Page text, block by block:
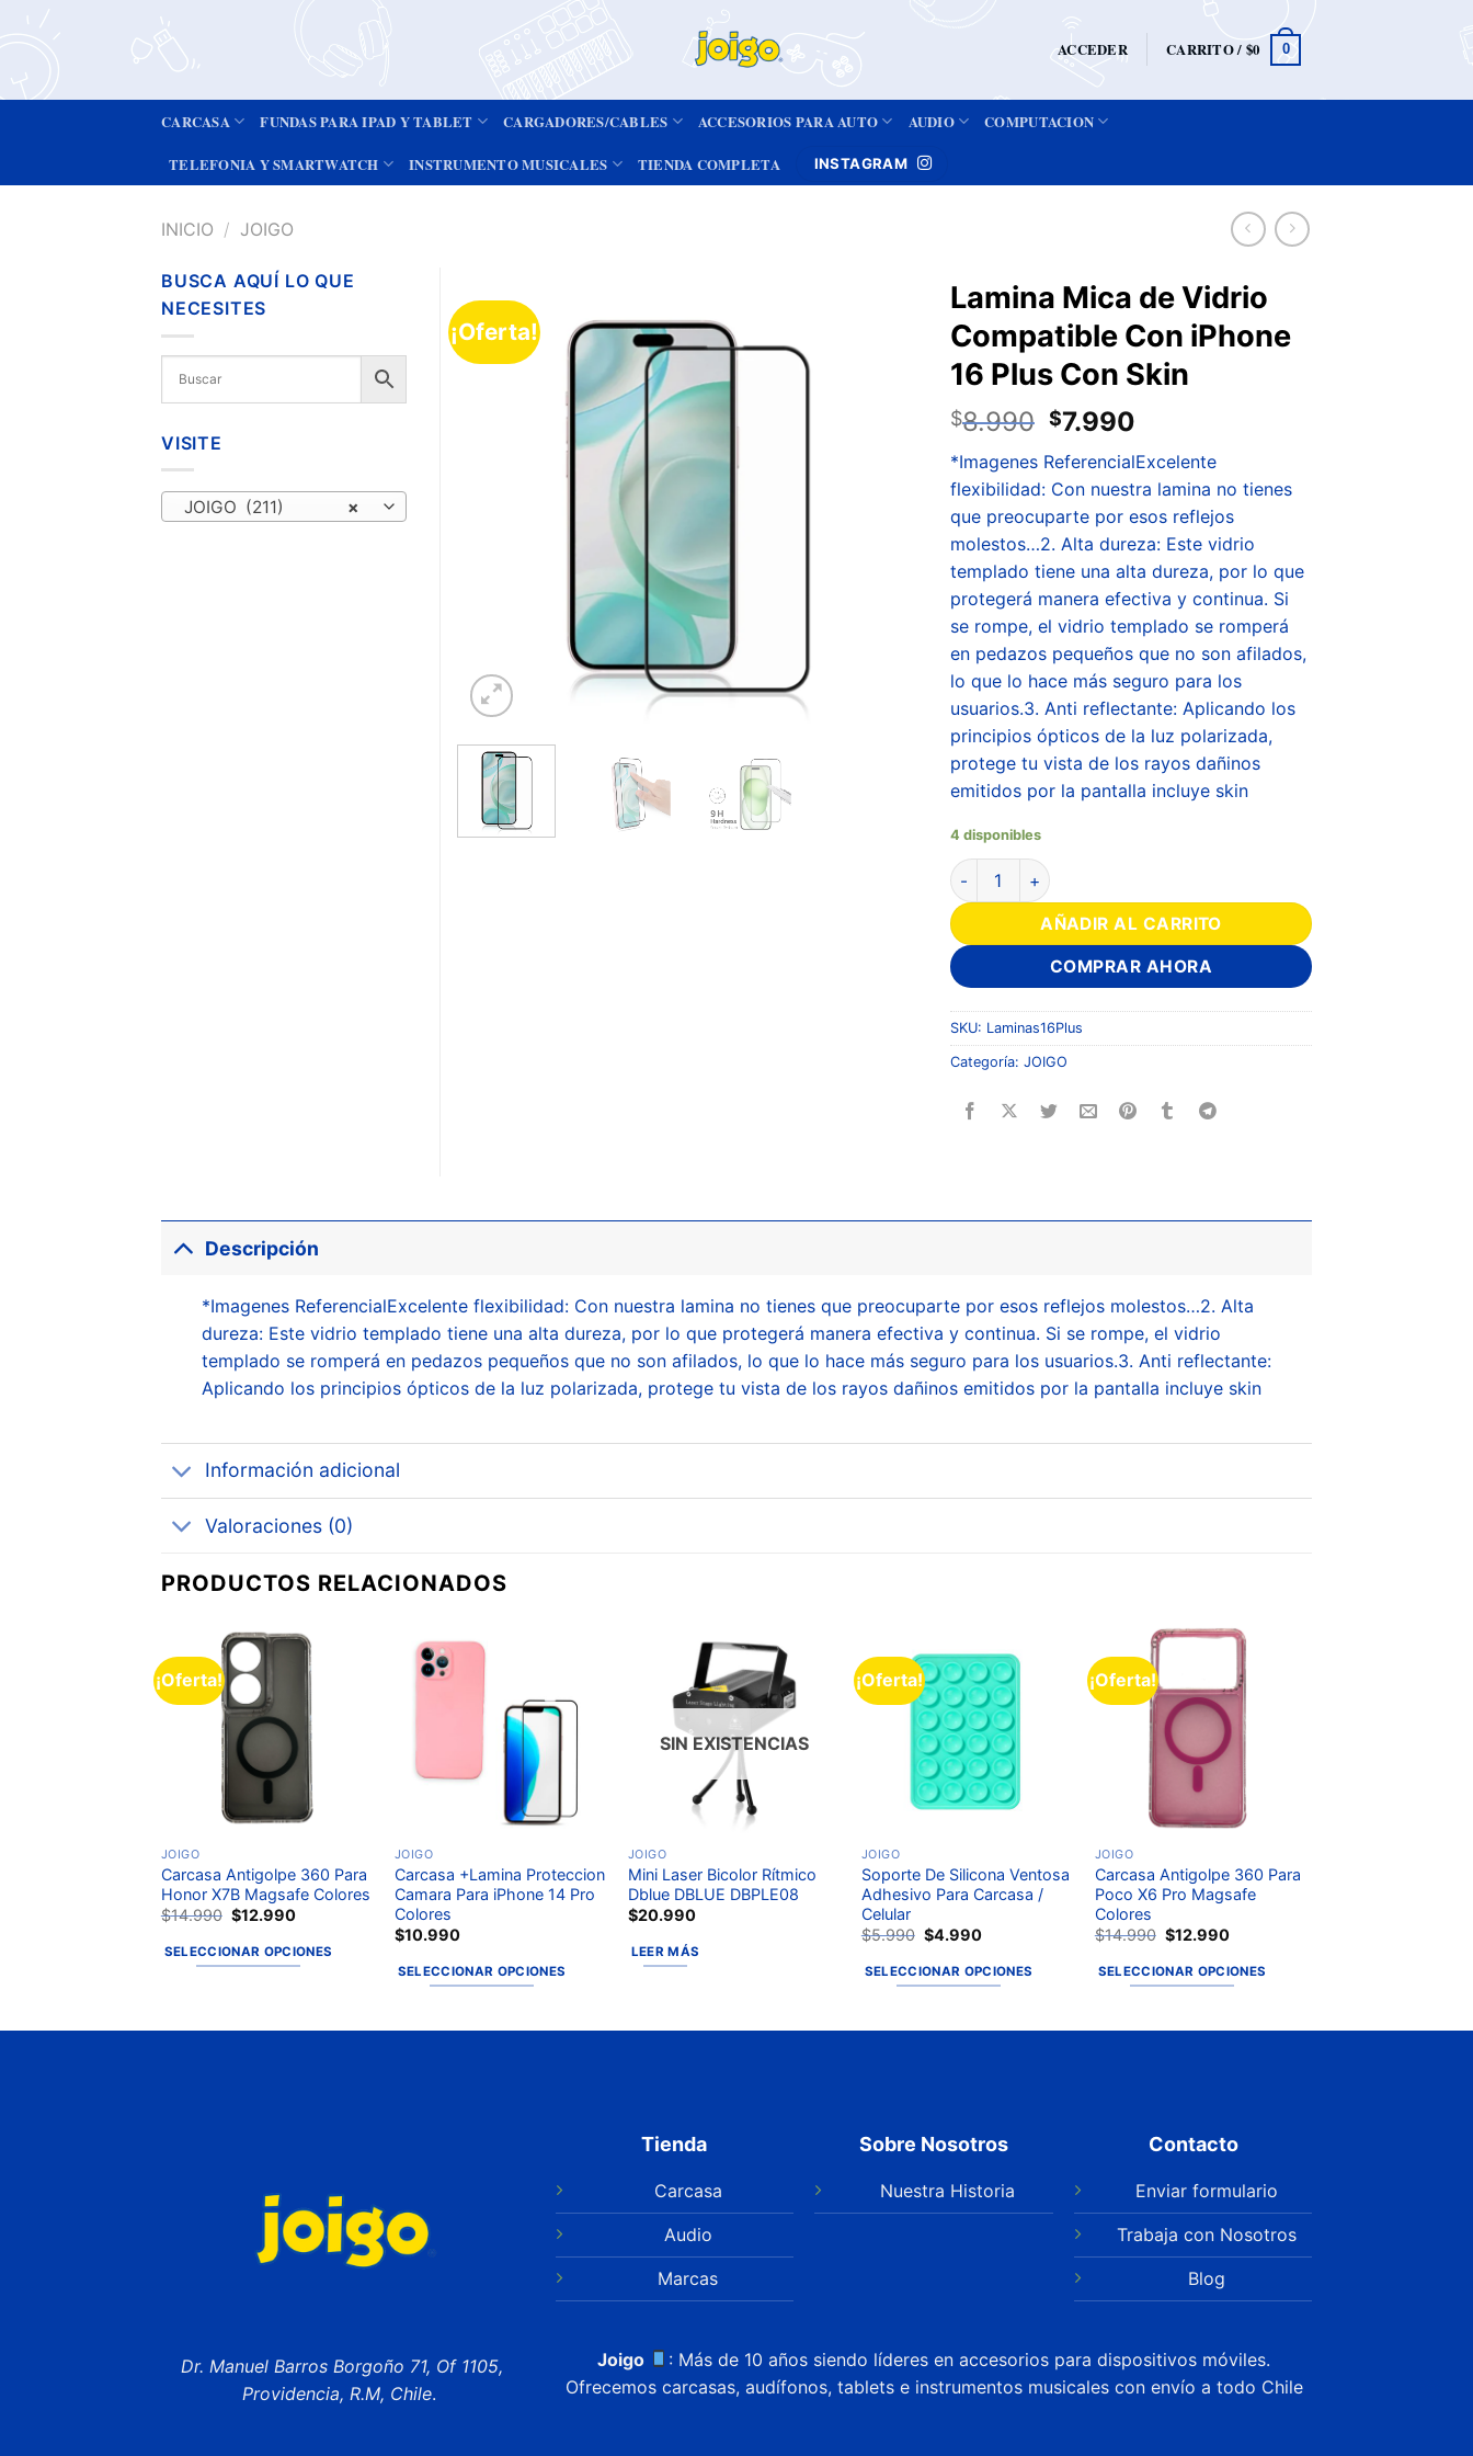
ACCEDER CARRITO / $0 0
CARCASA FUNDAS PARA IPAD Y TABLET CARGADORES/CABLES ACCESORIOS PARA AUTO AUDIO COMPUTACION
TELEFONIA Y SMARTWATCH INSTRUMENTO MUSICALES TIENDA COMPLETA INSTAGRAM
INICIO / JOIGO
¡Oferta!
Lamina Mica de Vidrio
Compatible Con iPhone
16 Plus Con Skin
$8.990 $7.990
*Imagenes ReferencialExcelente
flexibilidad: Con nuestra lamina no tienes
que preocuparte por esos reflejos
molestos…2. Alta dureza: Este vidrio
templado tiene una alta dureza, por lo que
protegerá manera efectiva y continua. Si
se rompe, el vidrio templado se romperá
en pedazos pequeños que no son afilados,
lo que lo hace más seguro para los
usuarios.3. Anti reflectante: Aplicando los
principios ópticos de la luz polarizada,
protege tu vista de los rayos dañinos
emitidos por la pantalla incluye skin
4 disponibles
AÑADIR AL CARRITO
COMPRAR AHORA
SKU: Laminas16Plus
Categoría: JOIGO
BUSCA AQUÍ LO QUE
NECESITES
VISITE
×
JOIGO (211)
Descripción
*Imagenes ReferencialExcelente flexibilidad: Con nuestra lamina no tienes que preocuparte por esos reflejos molestos…2. Alta
dureza: Este vidrio templado tiene una alta dureza, por lo que protegerá manera efectiva y continua. Si se rompe, el vidrio
templado se romperá en pedazos pequeños que no son afilados, lo que lo hace más seguro para los usuarios.3. Anti reflectante:
Aplicando los principios ópticos de la luz polarizada, protege tu vista de los rayos dañinos emitidos por la pantalla incluye skin
Información adicional
Valoraciones (0)
PRODUCTOS RELACIONADOS
¡Oferta!
JOIGO
Carcasa Antigolpe 360 Para
Honor X7B Magsafe Colores
$14.990 $12.990
SELECCIONAR OPCIONES
a la
lista de
JOIGO
Carcasa +Lamina Proteccion
Camara Para iPhone 14 Pro
Colores
$10.990
SELECCIONAR OPCIONES
Añadir
a la
lista de
SIN EXISTENCIAS
JOIGO
Mini Laser Bicolor Rítmico
Dblue DBLUE DBPLE08
$20.990
LEER MÁS
¡Oferta!
lista de
deseos
JOIGO
Soporte De Silicona Ventosa
Adhesivo Para Carcasa /
Celular
$5.990 $4.990
SELECCIONAR OPCIONES
¡Oferta!
JOIGO
Carcasa Antigolpe 360 Para
Poco X6 Pro Magsafe
Colores
$14.990 $12.990
SELECCIONAR OPCIONES
Dr. Manuel Barros Borgoño 71, Of 1105,
Providencia, R.M, Chile.
Tienda
Carcasa
Audio
Marcas
Sobre Nosotros
Nuestra Historia
Contacto
Enviar formulario
Trabaja con Nosotros
Blog
Joigo
: Más de 10 años siendo líderes en accesorios para dispositivos móviles.
Ofrecemos carcasas, audífonos, tablets e instrumentos musicales con envío a todo Chile